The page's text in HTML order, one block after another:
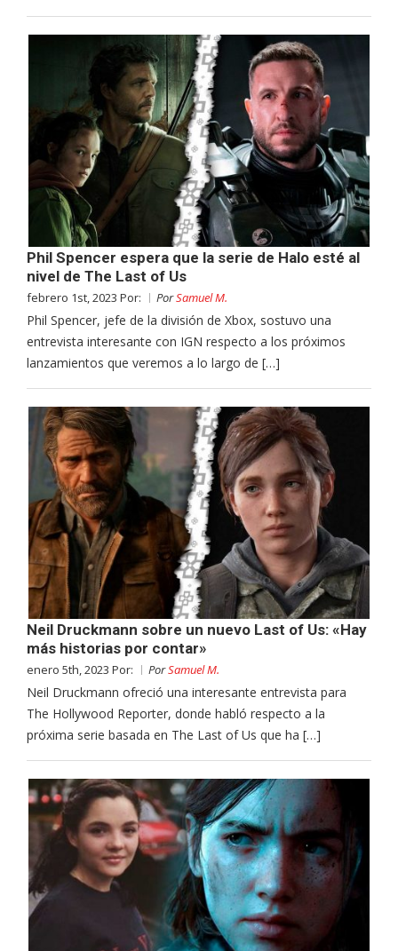
Phil Spencer espera que la serie de Halo esté al
nivel de The Last of Us
febrero 1st, 2023 Por: PorSamuel M.
Phil Spencer, jefe de la división de Xbox, sostuvo una
entrevista interesante con IGN respecto a los próximos
lanzamientos que veremos a lo largo de […]
Neil Druckmann sobre un nuevo Last of Us: «Hay
más historias por contar»
enero 5th, 2023 Por: PorSamuel M.
Neil Druckmann ofreció una interesante entrevista para
The Hollywood Reporter, donde habló respecto a la
próxima serie basada en The Last of Us que ha […]